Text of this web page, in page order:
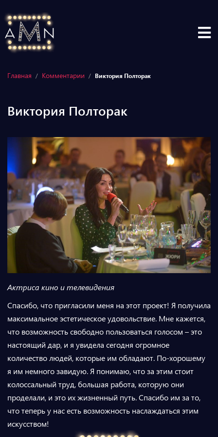
Главная / Комментарии / Виктория Полторак
Виктория Полторак
Актриса кино и телевидения
Спасибо, что пригласили меня на этот проект! Я получила
максимальное эстетическое удовольствие. Мне кажется,
что возможность свободно пользоваться голосом – это
настоящий дар, и я увидела сегодня огромное
количество людей, которые им обладают. По-хорошему
я им немного завидую. Я понимаю, что за этим стоит
колоссальный труд, большая работа, которую они
проделали, и это их жизненный путь. Спасибо им за то,
что теперь у нас есть возможность наслаждаться этим
искусством!